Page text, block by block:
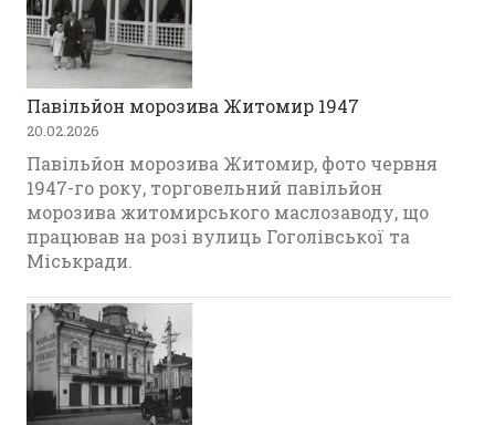
Павільйон морозива Житомир 1947
20.02.2026
Павільйон морозива Житомир, фото червня
1947-го року, торговельний павільйон
морозива житомирського маслозаводу, що
працював на розі вулиць Гоголівської та
Міськради.